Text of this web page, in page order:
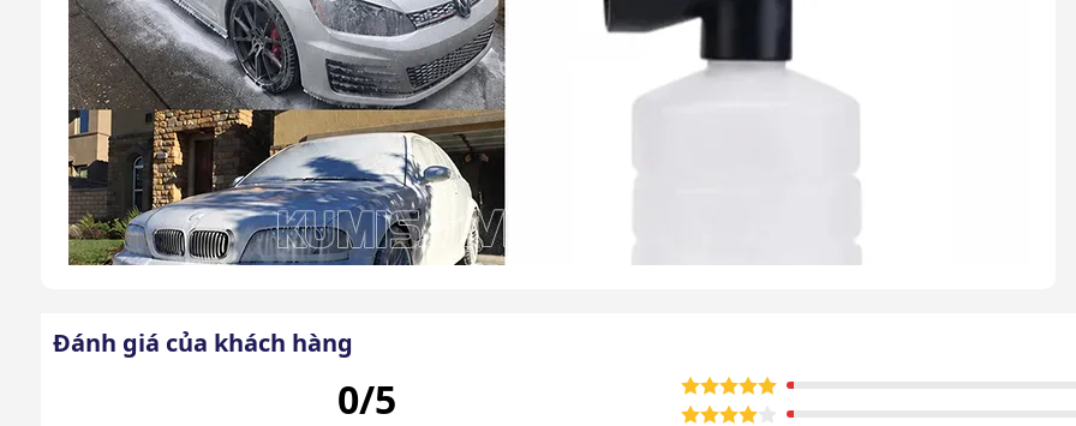
Đánh giá của khách hàng
0/5